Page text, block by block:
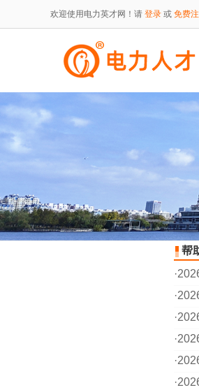
欢迎使用电力英才网！请 登录 或 免费
帮
·
·
·
·
·
·